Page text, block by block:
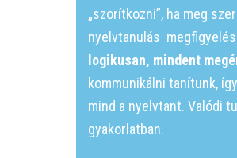
„szorítkozni”, ha meg
nyelvtanulás
logikusan, mindent
kommunikálni tanítunk,
mind a nyelvtant. Valódi
gyakorlatban.